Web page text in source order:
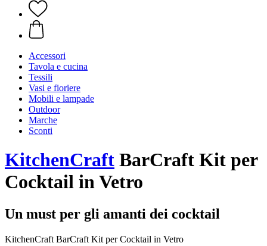
Accessori
Tavola e cucina
Tessili
Vasi e fioriere
Mobili e lampade
Outdoor
Marche
Sconti
KitchenCraft BarCraft Kit per
Cocktail in Vetro
Un must per gli amanti dei cocktail
KitchenCraft BarCraft Kit per Cocktail in Vetro